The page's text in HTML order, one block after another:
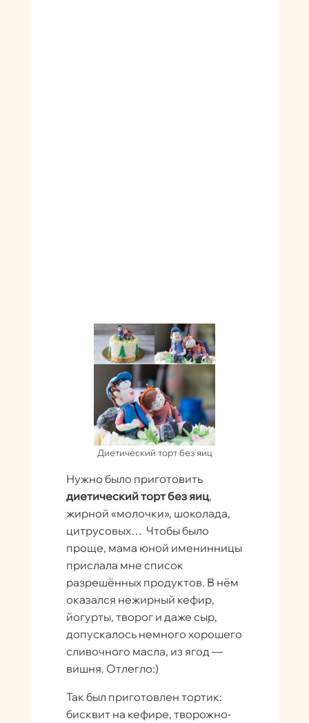
Диетический торт без яиц
Нужно было приготовить
диетический торт без яиц,
жирной «молочки», шоколада,
цитрусовых… Чтобы было
проще, мама юной именинницы
прислала мне список
разрешённых продуктов. В нём
оказался нежирный кефир,
йогурты, творог и даже сыр,
допускалось немного хорошего
сливочного масла, из ягод —
вишня. Отлегло:)
Так был приготовлен тортик:
бисквит на кефире, творожно-